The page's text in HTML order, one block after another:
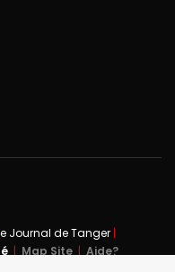
Journal de Tanger |
| Map Site | Aide?